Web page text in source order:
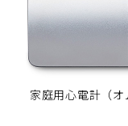
家庭用心電計（オ